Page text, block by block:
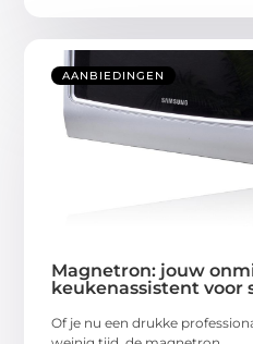
AANBIEDINGEN
Magnetron: jouw
keukenassistent voor
Of je nu een drukke